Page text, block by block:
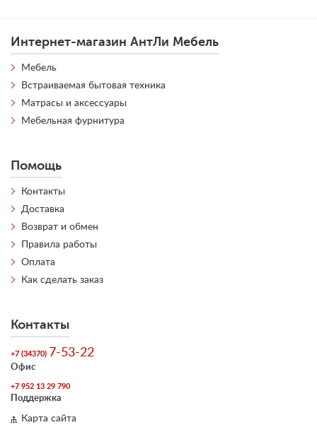
Интернет-магазин АнтЛи Мебель
Мебель
Встраиваемая бытовая техника
Матрасы и аксессуары
Мебельная фурнитура
Помощь
Контакты
Доставка
Возврат и обмен
Правила работы
Оплата
Как сделать заказ
Контакты
+7 (34370) 7-53-22
Офис
+7 952 13 29 790
Поддержка
Карта сайта